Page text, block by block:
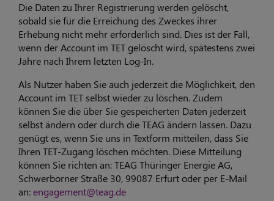
Die Daten zu Ihrer Registrierung werden gelöscht,
sobald sie für die Erreichung des Zweckes ihrer
Erhebung nicht mehr erforderlich sind. Dies ist der Fall,
wenn der Account im TET gelöscht wird, spätestens zwei
Jahre nach Ihrem letzten Log-In.
Als Nutzer haben Sie auch jederzeit die Möglichkeit, den
Account im TET selbst wieder zu löschen. Zudem
können Sie die über Sie gespeicherten Daten jederzeit
selbst ändern oder durch die TEAG ändern lassen. Dazu
genügt es, wenn Sie uns in Textform mitteilen, dass Sie
Ihren TET-Zugang löschen möchten. Diese Mitteilung
können Sie richten an: TEAG Thüringer Energie AG,
Schwerborner Straße 30, 99087 Erfurt oder per E-Mail
an:engagement@teag.de